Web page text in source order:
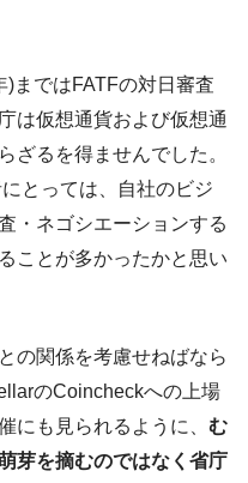
)まではFATFの対日審査
は仮想通貨および仮想通
ざるを得ませんでした。
とっては、自社のビジ
・ネゴシエーションする
ことが多かったかと思い
の関係を考慮せねばなら
のCoincheckへの上場
にも見られるように、 む
芽を摘むのではなく省庁